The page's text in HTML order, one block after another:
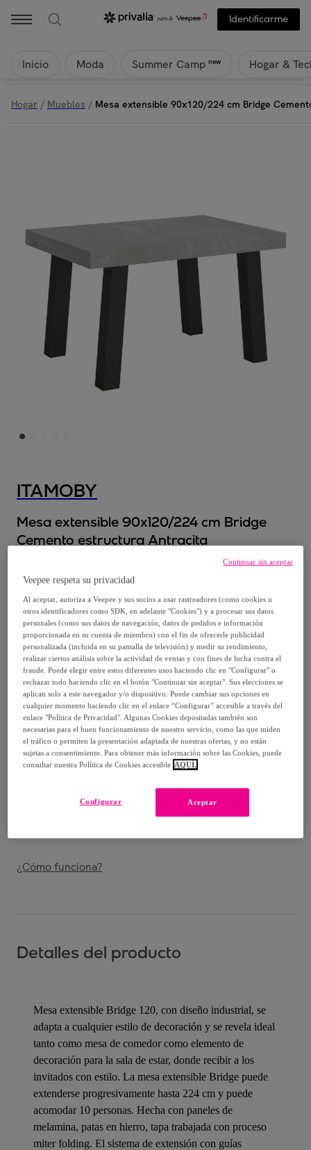
Identificarme
Inicio Moda Summer Camp new Hogar &
Hogar / Muebles / Mesa extensible 90x120/224 cm Bridge
ITAMOBY
Mesa extensible 90x120/224 cm Bridge
Cemento estructura Antracita
Mesa extensible 90x120/224 cm
Bridge Cemento estructura Antracita
848,00 €
1523,00 €
-44%
Vendido porITAMOBY – your furniture business partner
Entrega
¿Cómo funciona?
Detalles del producto
Mesa extensible Bridge 120, con diseño industrial, se
adapta a cualquier estilo de decoración y se revela ideal
tanto como mesa de comedor como elemento de
decoración para la sala de estar, donde recibir a los
invitados con estilo. La mesa extensible Bridge puede
extenderse progresivamente hasta 224 cm y puede
acomodar 10 personas. Hecha con paneles de
melamina, patas en hierro, tapa trabajada con proceso
miter folding. El sistema de extensión con guías
Veepee respeta su privacidad
Al aceptar, autoriza a Veepee y sus socios a usar rastreadores (como cookies u
otros identificadores como SDK, en adelante "Cookies") y a procesar sus datos
personales (como sus datos de navegación, datos de pedidos e información
proporcionada en su cuenta de miembro) con el fin de ofrecerle publicidad
personalizada (incluida en su pantalla de televisión) y medir su rendimiento,
realizar ciertos análisis sobre la actividad de ventas y con fines de lucha contra el
fraude. Puede elegir entre estos diferentes usos haciendo clic en "Configurar" o
rechazar todo haciendo clic en el botón "Continuar sin aceptar". Sus elecciones se
aplican solo a este navegador y/o dispositivo. Puede cambiar sus opciones en
cualquier momento haciendo clic en el enlace “Configurar” accesible a través del
enlace "Política de Privacidad". Algunas Cookies depositadas también son
necesarias para el buen funcionamiento de nuestro servicio, como las que miden
el tráfico o permiten la presentación adaptada de nuestras ofertas, y no están
sujetas a consentimiento. Para obtener más información sobre las Cookies, puede
consultar nuestra Política de Cookies accesible AQUÍ.
Aceptar
Configurar
Continuar sin aceptar